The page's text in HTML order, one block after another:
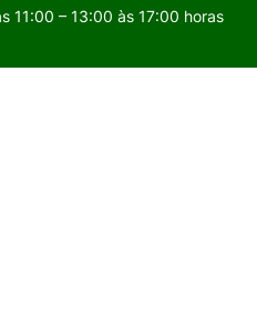
11:00 – 13:00 às 17:00 horas